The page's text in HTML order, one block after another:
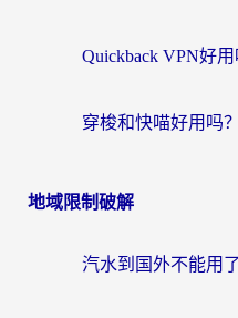
地域限制破解